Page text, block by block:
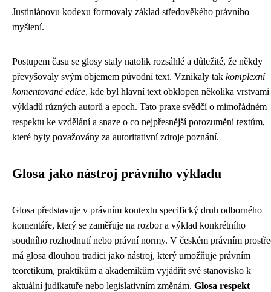
Justiniánovu kodexu formovaly základ středověkého právního
myšlení.
Postupem času se glosy staly natolik rozsáhlé a důležité, že někdy
převyšovaly svým objemem původní text. Vznikaly tak komplexní
komentované edice, kde byl hlavní text obklopen několika vrstvami
výkladů různých autorů a epoch. Tato praxe svědčí o mimořádném
respektu ke vzdělání a snaze o co nejpřesnější porozumění textům,
které byly považovány za autoritativní zdroje poznání.
Glosa jako nástroj právního výkladu
Glosa představuje v právním kontextu specifický druh odborného
komentáře, který se zaměřuje na rozbor a výklad konkrétního
soudního rozhodnutí nebo právní normy. V českém právním
má glosa dlouhou tradici jako nástroj, který umožňuje právním
teoretikům, praktikům a akademikům vyjádřit své stanovisko k
aktuální judikatuře nebo legislativním změnám. Glosa respekt